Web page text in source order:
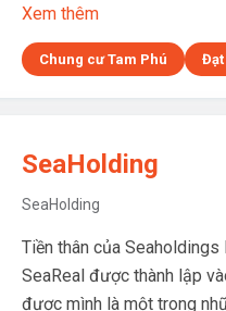
Xem thêm
Chung cư Tam Phú Đạt
SeaHolding
SeaHolding
Tiền thân của
SeaReal được thành lập
được mình là một trong